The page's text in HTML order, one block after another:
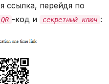
ссылка, перейдя по
QR -код и секретный ключ :